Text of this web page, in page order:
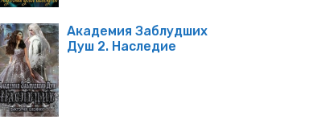
Академия Заблудших
Душ 2. Наследие